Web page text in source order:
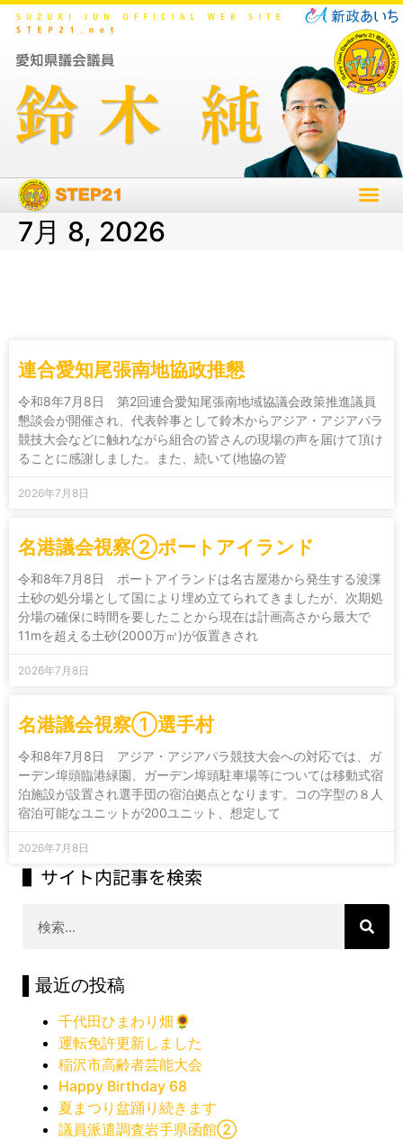
7月 8, 2026
連合愛知尾張南地協政推懇
令和8年7月8日 第2回連合愛知尾張南地域協議会政策推進議員
懇談会が開催され、代表幹事として鈴木からアジア・アジアパラ
競技大会などに触れながら組合の皆さんの現場の声を届けて頂け
ることに感謝しました。また、続いて(地協の皆
2026年7月8日
名港議会視察②ポートアイランド
令和8年7月8日 ポートアイランドは名古屋港から発生する浚渫
土砂の処分場として国により埋め立てられてきましたが、次期処
分場の確保に時間を要したことから現在は計画高さから最大で
11mを超える土砂(2000万㎥)が仮置きされ
2026年7月8日
名港議会視察①選手村
令和8年7月8日 アジア・アジアパラ競技大会への対応では、ガ
ーデン埠頭臨港緑園、ガーデン埠頭駐車場等については移動式宿
泊施設が設置され選手団の宿泊拠点となります。コの字型の８人
宿泊可能なユニットが200ユニット、想定して
2026年7月8日
▌サイト内記事を検索
▌最近の投稿
千代田ひまわり畑🌻
運転免許更新しました
稲沢市高齢者芸能大会
Happy Birthday 68
夏まつり盆踊り続きます
議員派遣調査岩手県函館②